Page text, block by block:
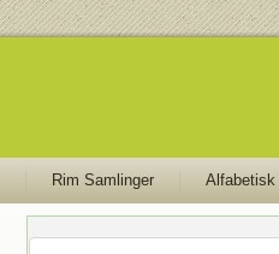
Rim Samlinger Alfabetisk